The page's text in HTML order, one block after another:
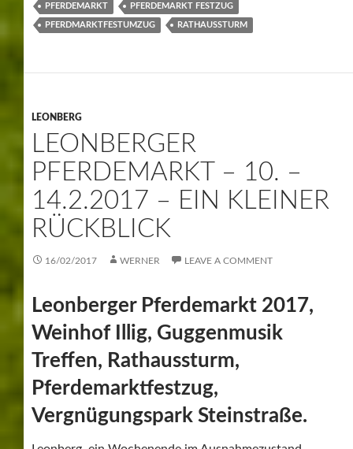
PFERDEMARKT – 10. –
14.2.2017 – EIN KLEINER
RÜCKBLICK
Leonberger Pferdemarkt 2017,
Weinhof Illig, Guggenmusik
Treffen, Rathaussturm,
Pferdemarktfestzug,
Vergnügungspark Steinstraße.
Leonbergs 5. Jahreszeit, sowie es Leonberger
Oberbürgermeister Bernhard Schuler nennt. So oder so
beschreiben.
Die Chronik auf dem Flyer beginnt mit dem Jahr 1684.
Laut dieser Chronik ist es der 326.Leonberger
Pferdemarkt.